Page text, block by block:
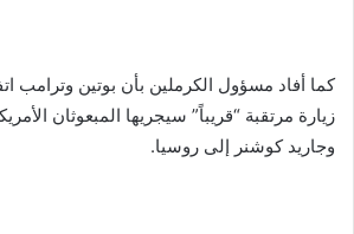
كما أفاد مسؤول الكرملين بأن بوتين وترامب
زيارة مرتقبة “قريباً” سيجريها المبعوثان
وجاريد كوشنر إلى روسيا.